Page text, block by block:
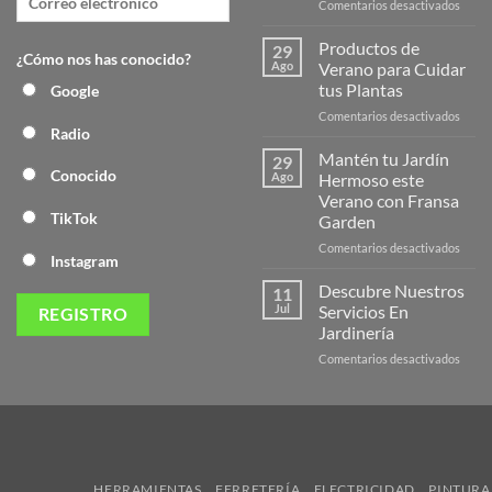
¿Cómo nos has conocido?
Google
Radio
Conocido
TikTok
Instagram
Comentarios desactivados
Página
29
Ago
Productos de
Verano para Cuidar
tus Plantas
Comentarios desactivados
29
Ago
Mantén tu Jardín
Hermoso este
Verano con Fransa
Garden
Comentarios desactivados
11
Jul
Descubre Nuestros
Servicios En
Jardinería
Comentarios desactivados